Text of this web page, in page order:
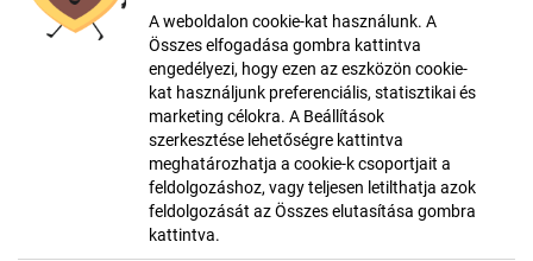
A weboldalon cookie-kat használunk. A
Összes elfogadása gombra kattintva
engedélyezi, hogy ezen az eszközön cookie-
kat használjunk preferenciális, statisztikai és
marketing célokra. A Beállítások
szerkesztése lehetőségre kattintva
meghatározhatja a cookie-k csoportjait a
feldolgozáshoz, vagy teljesen letilthatja azok
feldolgozását az Összes elutasítása gombra
kattintva.
A tartalom létrehozásakor mesterséges intelligencia eszközöket
használhattak. További információ itt található
© Szerzői jog ECLIPSERA s.r.o.
Minden jog fentartva
Román változat